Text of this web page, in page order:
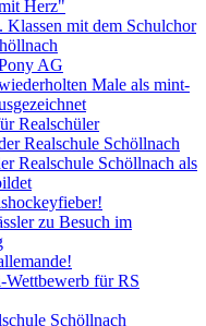
Herz"
Klassen mit dem Schulchor
AG
Male als mint-
Realschüler
Realschule Schöllnach
Realschule Schöllnach als
zu Besuch im
Wettbewerb für RS
Schöllnach